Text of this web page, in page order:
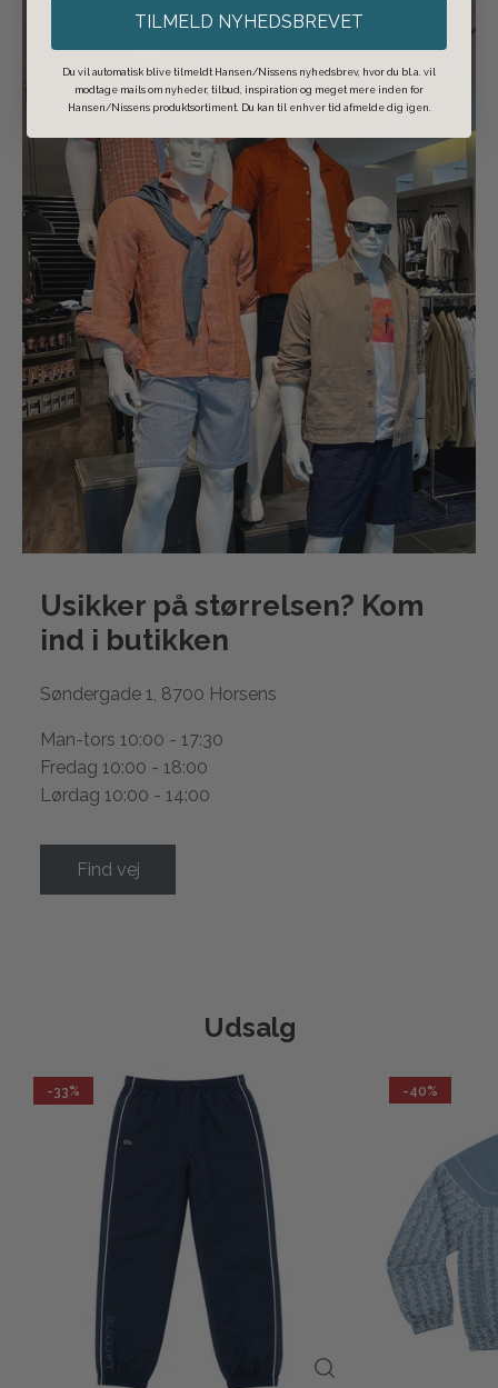
Usikker på størrelsen? Kom
ind i butikken
Søndergade 1, 8700 Horsens
Man-tors 10:00 - 17:30
Fredag 10:00 - 18:00
Lørdag 10:00 - 14:00
Find vej
Udsalg
-33% -40%
TILMELD NYHEDSBREVET
Du vil automatisk blive tilmeldt Hansen/Nissens nyhedsbrev, hvor du bl.a. vil
modtage mails om nyheder, tilbud, inspiration og meget mere inden for
Hansen/Nissens produktsortiment. Du kan til enhver tid afmelde dig igen.